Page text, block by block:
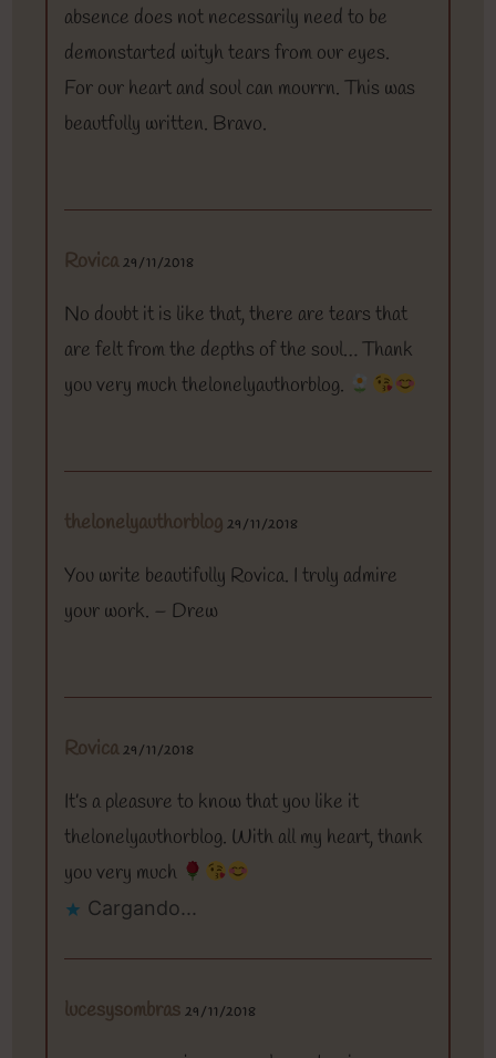
absence does not necessarily need to be
demonstarted wityh tears from our eyes.
For our heart and soul can mourrn. This was
beautfully written. Bravo.
Rovica 29/11/2018
No doubt it is like that, there are tears that
are felt from the depths of the soul… Thank
you very much thelonelyauthorblog.
thelonelyauthorblog 29/11/2018
You write beautifully Rovica. I truly admire
your work. – Drew
Rovica 29/11/2018
It’s a pleasure to know that you like it
thelonelyauthorblog. With all my heart, thank
you very much
Cargando...
lucesysombras 29/11/2018